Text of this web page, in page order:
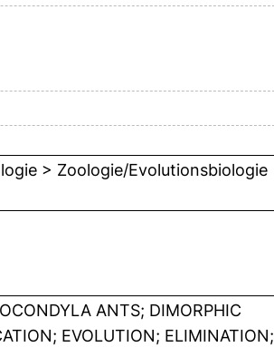
> Zoologie/Evolutionsbiologie
ANTS; DIMORPHIC
EVOLUTION; ELIMINATION;